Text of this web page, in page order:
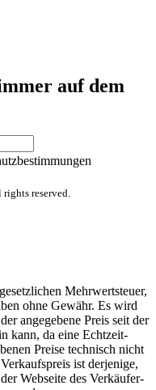
auf dem
reserved.
Mehrwertsteuer,
ohne Gewähr. Es wird
angegebene Preis seit der
kann, da eine Echtzeit-
Preise technisch nicht
ist derjenige,
Webseite des Verkäufer-